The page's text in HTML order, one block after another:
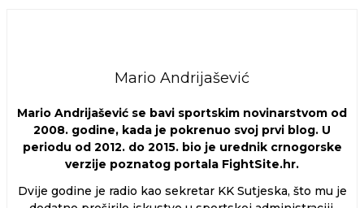
Mario Andrijašević
Mario Andrijašević se bavi sportskim novinarstvom od
2008. godine, kada je pokrenuo svoj prvi blog. U
periodu od 2012. do 2015. bio je urednik crnogorske
verzije poznatog portala FightSite.hr.
Dvije godine je radio kao sekretar KK Sutjeska, što mu je